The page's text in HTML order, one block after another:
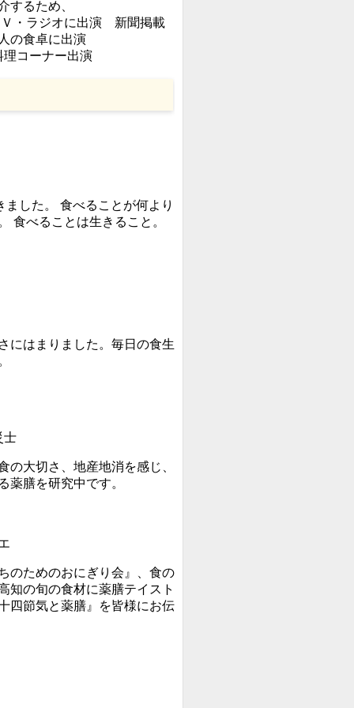
ため、
ジオに出演 新聞掲載
の食卓に出演
ーナー出演
した。 食べることが何より
食べることは生きること。
にはまりました。毎日の食生
士
大切さ、地産地消を感じ、
薬膳を研究中です。
のためのおにぎり会』、食の
知の旬の食材に薬膳テイスト
四節気と薬膳』を皆様にお伝